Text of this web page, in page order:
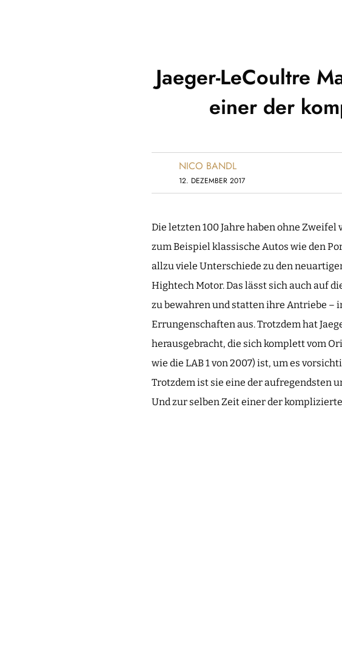
Jaeger-LeCoultre
einer der
NICO BANDL
12. DEZEMBER 2017
Die letzten 100 Jahre haben ohne
zum Beispiel klassische Autos wie den
allzu viele Unterschiede zu den
Hightech Motor. Das lässt sich auch auf
zu bewahren und statten ihre Antriebe –
Errungenschaften aus. Trotzdem hat
herausgebracht, die sich komplett vom
wie die LAB 1 von 2007) ist, um es
Trotzdem ist sie eine der aufregendsten
Und zur selben Zeit einer der